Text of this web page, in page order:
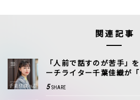
関連記事
「人前で話すのが苦手」
ーチライター千葉佳織が
に込めた思い
5 SHARE